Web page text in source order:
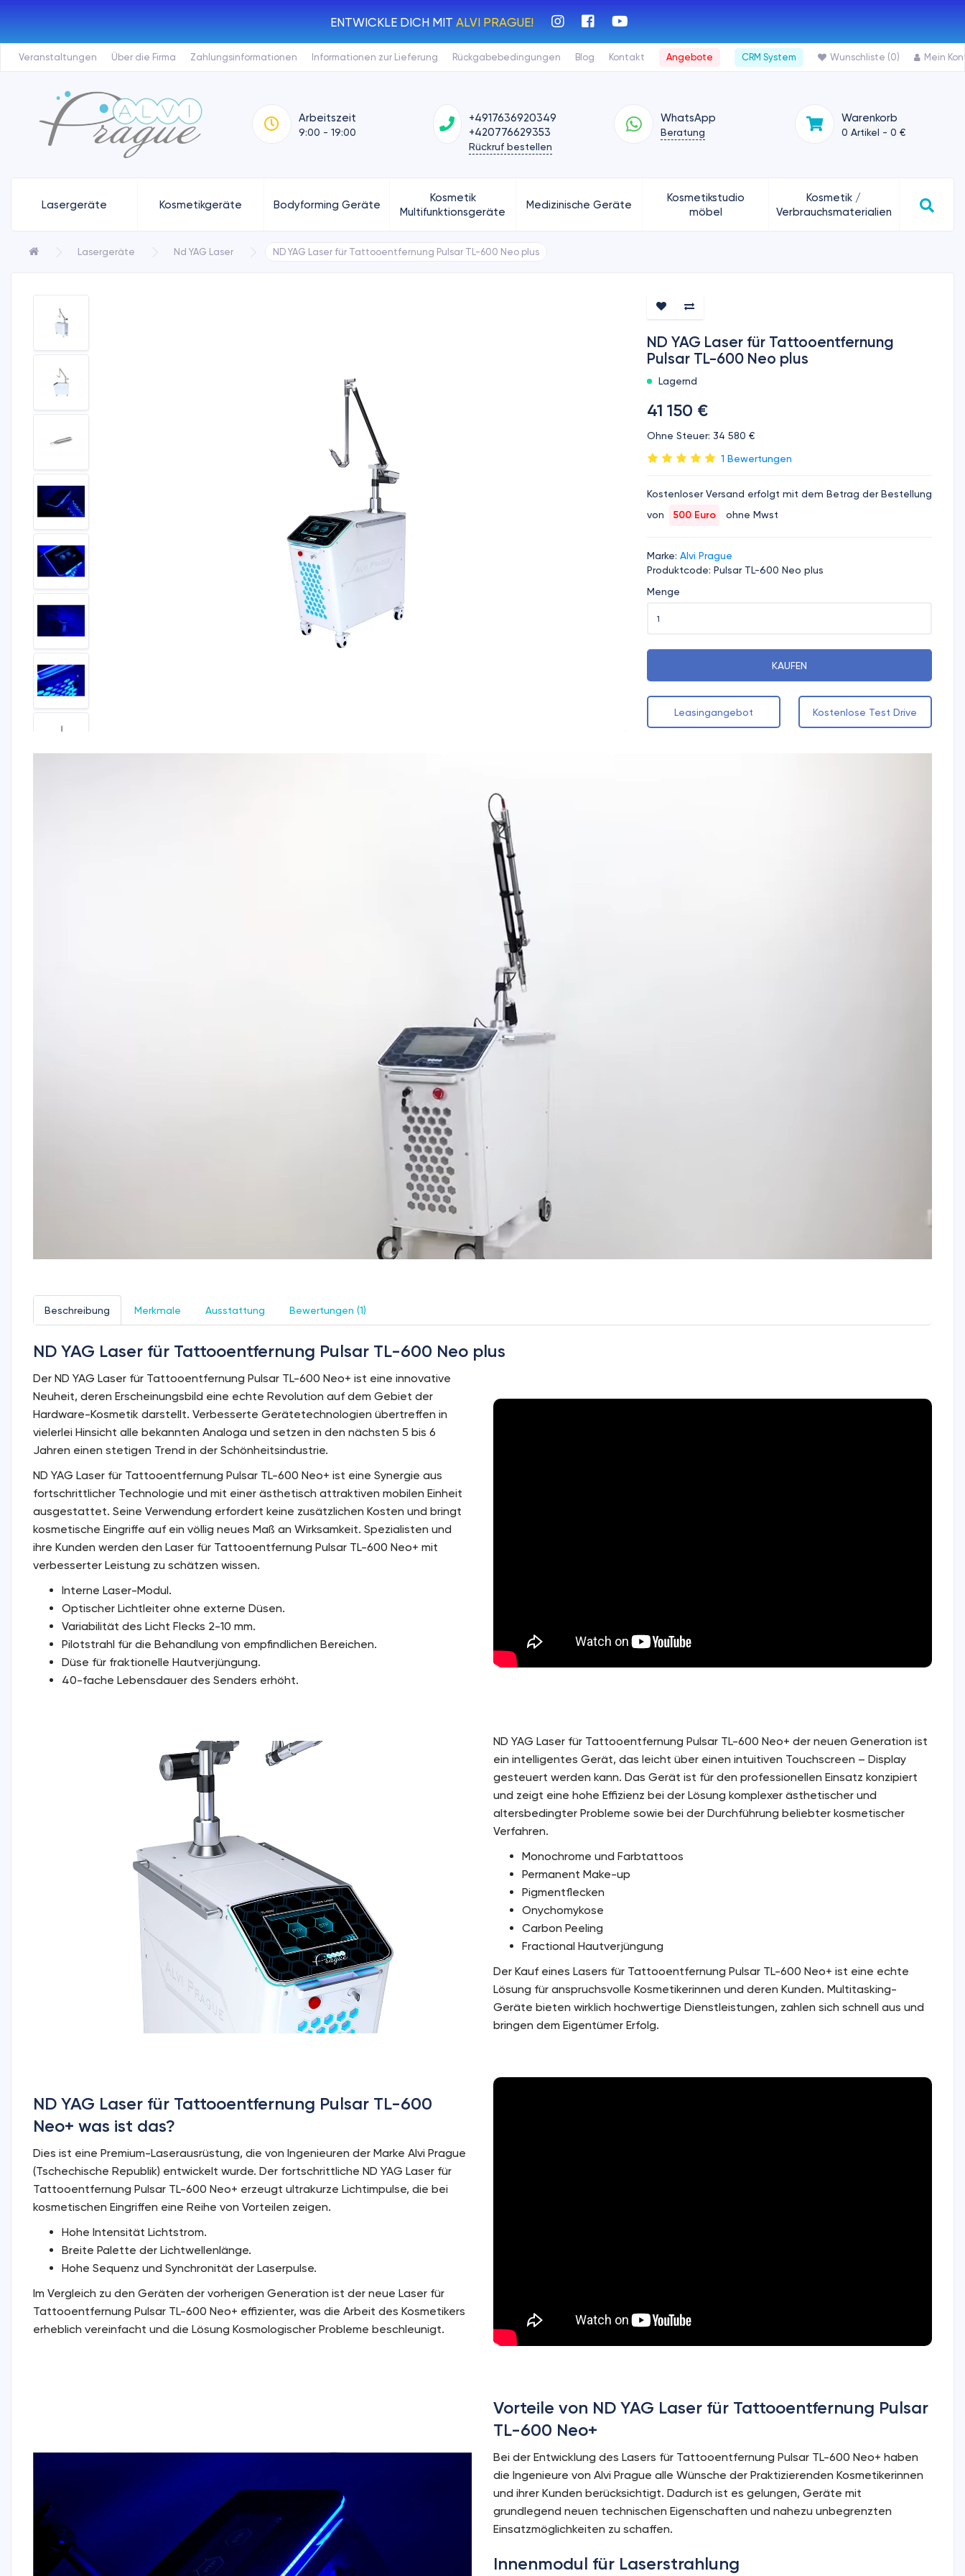
ENTWICKLE DICH MIT ALVI PRAGUE!
Veranstaltungen Über die Firma Zahlungsinformationen Informationen zur Lieferung Rückgabebedingungen Blog Kontakt Angebote CRM System Wunschliste (0) Mein
Arbeitszeit
9:00 - 19:00
+4917636920349
+420776629353
Rückruf bestellen
WhatsApp
Beratung
Warenkorb
0 Artikel - 0 €
Lasergeräte Kosmetikgeräte Bodyforming Geräte
Kosmetik
Multifunktionsgeräte
Medizinische Geräte
Kosmetikstudio
möbel
Kosmetik /
Verbrauchsmaterialien
Lasergeräte Nd YAG Laser ND YAG Laser für Tattooentfernung Pulsar TL-600 Neo plus
ND YAG Laser für Tattooentfernung
Pulsar TL-600 Neo plus
Lagernd
41 150 €
Ohne Steuer: 34 580 €
1 Bewertungen
Kostenloser Versand erfolgt mit dem Betrag der Bestellung
von
500 Euro ohne Mwst
Marke: Alvi Prague
Produktcode: Pulsar TL-600 Neo plus
Menge
KAUFEN
Leasingangebot Kostenlose Test Drive
Beschreibung Merkmale Ausstattung Bewertungen (1)
ND YAG Laser für Tattooentfernung Pulsar TL-600 Neo plus
Der ND YAG Laser für Tattooentfernung Pulsar TL-600 Neo+ ist eine innovative
Neuheit, deren Erscheinungsbild eine echte Revolution auf dem Gebiet der
Hardware-Kosmetik darstellt. Verbesserte Gerätetechnologien übertreffen in
vielerlei Hinsicht alle bekannten Analoga und setzen in den nächsten 5 bis 6
Jahren einen stetigen Trend in der Schönheitsindustrie.
ND YAG Laser für Tattooentfernung Pulsar TL-600 Neo+ ist eine Synergie aus
fortschrittlicher Technologie und mit einer ästhetisch attraktiven mobilen Einheit
ausgestattet. Seine Verwendung erfordert keine zusätzlichen Kosten und bringt
kosmetische Eingriffe auf ein völlig neues Maß an Wirksamkeit. Spezialisten und
ihre Kunden werden den Laser für Tattooentfernung Pulsar TL-600 Neo+ mit
verbesserter Leistung zu schätzen wissen.
Interne Laser-Modul.
Optischer Lichtleiter ohne externe Düsen.
Variabilität des Licht Flecks 2-10 mm.
Pilotstrahl für die Behandlung von empfindlichen Bereichen.
Düse für fraktionelle Hautverjüngung.
40-fache Lebensdauer des Senders erhöht.
ND YAG Laser für Tattooentfernung Pulsar TL-600 Neo+ der neuen Generation ist
ein intelligentes Gerät, das leicht über einen intuitiven Touchscreen – Display
gesteuert werden kann. Das Gerät ist für den professionellen Einsatz konzipiert
und zeigt eine hohe Effizienz bei der Lösung komplexer ästhetischer und
altersbedingter Probleme sowie bei der Durchführung beliebter kosmetischer
Verfahren.
Monochrome und Farbtattoos
Permanent Make-up
Pigmentflecken
Onychomykose
Carbon Peeling
Fractional Hautverjüngung
Der Kauf eines Lasers für Tattooentfernung Pulsar TL-600 Neo+ ist eine echte
Lösung für anspruchsvolle Kosmetikerinnen und deren Kunden. Multitasking-
Geräte bieten wirklich hochwertige Dienstleistungen, zahlen sich schnell aus und
bringen dem Eigentümer Erfolg.
ND YAG Laser für Tattooentfernung Pulsar TL-600 ​
Neo+ was ist das?
Dies ist eine Premium-Laserausrüstung, die von Ingenieuren der Marke Alvi Prague
(Tschechische Republik) entwickelt wurde. Der fortschrittliche ND YAG Laser für
Tattooentfernung Pulsar TL-600 Neo+ erzeugt ultrakurze Lichtimpulse, die bei
kosmetischen Eingriffen eine Reihe von Vorteilen zeigen.
Hohe Intensität Lichtstrom.
Breite Palette der Lichtwellenlänge.
Hohe Sequenz und Synchronität der Laserpulse.
Im Vergleich zu den Geräten der vorherigen Generation ist der neue Laser für
Tattooentfernung Pulsar TL-600 Neo+ effizienter, was die Arbeit des Kosmetikers
erheblich vereinfacht und die Lösung Kosmologischer Probleme beschleunigt.
Vorteile von ND YAG Laser für Tattooentfernung Pulsar
TL-600 Neo+
Bei der Entwicklung des Lasers für Tattooentfernung Pulsar TL-600 Neo+ haben
die Ingenieure von Alvi Prague alle Wünsche der Praktizierenden Kosmetikerinnen
und ihrer Kunden berücksichtigt. Dadurch ist es gelungen, Geräte mit
grundlegend neuen technischen Eigenschaften und nahezu unbegrenzten
Einsatzmöglichkeiten zu schaffen.
Innenmodul für Laserstrahlung